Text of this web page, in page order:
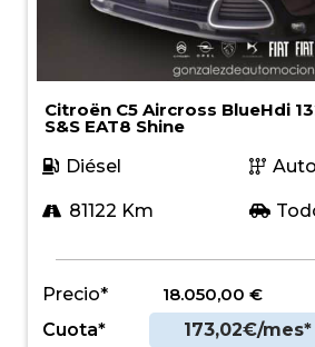
Citroën C5 Aircross BlueHdi
S&S EAT8 Shine
Diésel
81122 Km
Precio* 18.050,00 €
Cuota*
173,02€/mes*